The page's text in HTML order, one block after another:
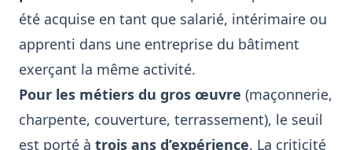
été acquise en tant que salarié, intérimaire ou
apprenti dans une entreprise du bâtiment
exerçant la même activité.
Pour les métiers du gros œuvre (maçonnerie,
charpente, couverture, terrassement), le seuil
est porté à trois ans d’expérience. La criticité